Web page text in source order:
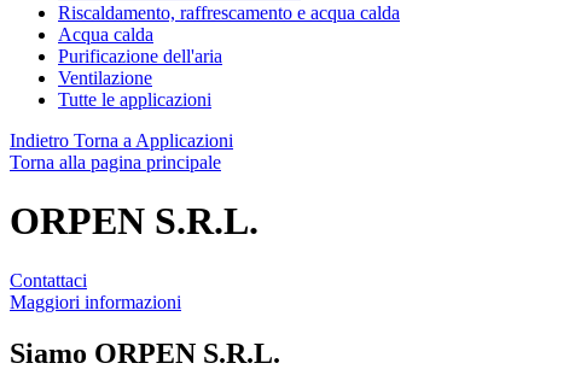
Riscaldamento, raffrescamento e acqua calda
Acqua calda
Purificazione dell'aria
Ventilazione
Tutte le applicazioni
Indietro Torna a Applicazioni
Torna alla pagina principale
ORPEN S.R.L.
Contattaci
Maggiori informazioni
Siamo ORPEN S.R.L.